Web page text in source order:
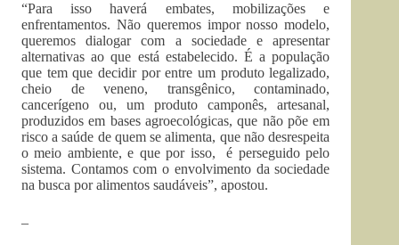
“Para isso haverá embates, mobilizações e
enfrentamentos. Não queremos impor nosso modelo,
queremos dialogar com a sociedade e apresentar
alternativas ao que está estabelecido. É a população
que tem que decidir por entre um produto legalizado,
cheio de veneno, transgênico, contaminado,
cancerígeno ou, um produto camponês, artesanal,
produzidos em bases agroecológicas, que não põe em
risco a saúde de quem se alimenta, que não desrespeita
o meio ambiente, e que por isso, é perseguido pelo
sistema. Contamos com o envolvimento da sociedade
na busca por alimentos saudáveis”, apostou.
–